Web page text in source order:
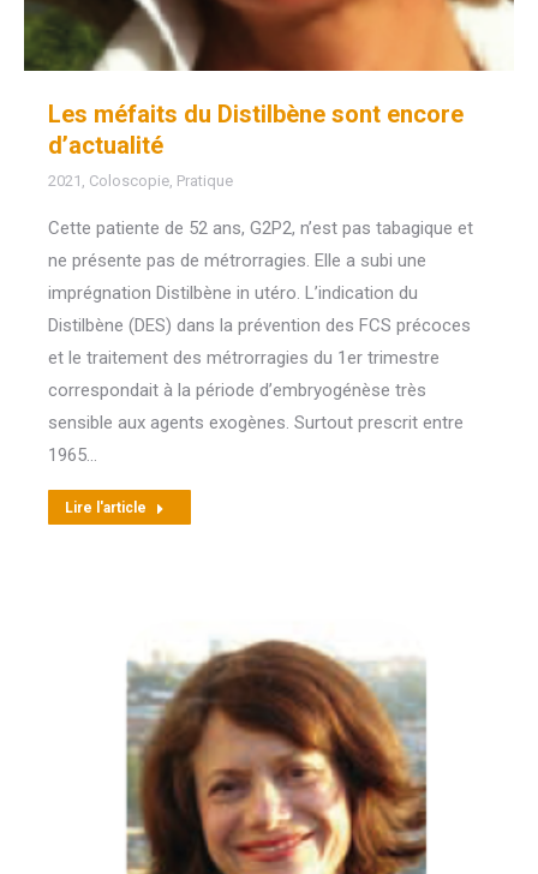
Les méfaits du Distilbène sont encore
d’actualité
2021 Coloscopie Pratique
Cette patiente de 52 ans, G2P2, n’est pas tabagique et
ne présente pas de métrorragies. Elle a subi une
imprégnation Distilbène in utéro. L’indication du
Distilbène (DES) dans la prévention des FCS précoces
et le traitement des métrorragies du 1er trimestre
correspondait à la période d’embryogénèse très
sensible aux agents exogènes. Surtout prescrit entre
1965…
Lire l'article